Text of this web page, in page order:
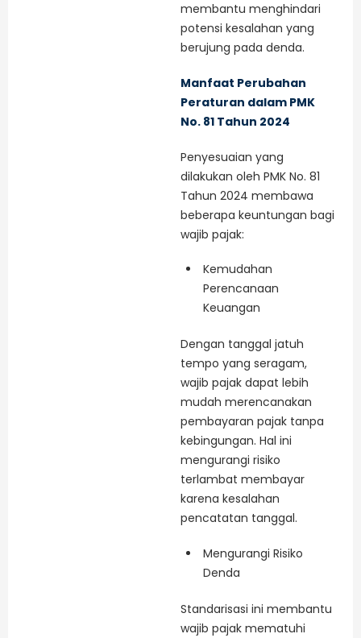
membantu menghindari
potensi kesalahan yang
berujung pada denda.
Manfaat Perubahan
Peraturan dalam PMK
No. 81 Tahun 2024
Penyesuaian yang
dilakukan oleh PMK No. 81
Tahun 2024 membawa
beberapa keuntungan bagi
wajib pajak:
Kemudahan
Perencanaan
Keuangan
Dengan tanggal jatuh
tempo yang seragam,
wajib pajak dapat lebih
mudah merencanakan
pembayaran pajak tanpa
kebingungan. Hal ini
mengurangi risiko
terlambat membayar
karena kesalahan
pencatatan tanggal.
Mengurangi Risiko
Denda
Standarisasi ini membantu
wajib pajak mematuhi